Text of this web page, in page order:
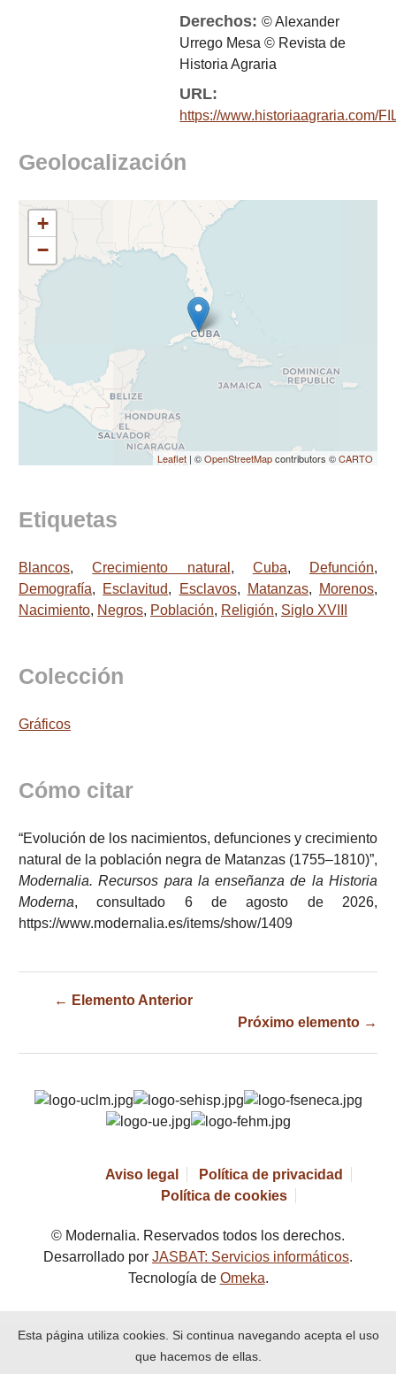
Derechos:© Alexander
Urrego Mesa © Revista de
Historia Agraria
URL:
https://www.historiaagraria.com/
Geolocalización
+
−
Leaflet | ©OpenStreetMapcontributors ©CARTO
Etiquetas
Blancos,Crecimiento natural , Cuba, Defunción,
Demografía, Esclavitud, Esclavos, Matanzas, Morenos,
Nacimiento, Negros, Población, Religión, Siglo XVIII
Colección
Gráficos
Cómo citar
“Evolución de los nacimientos, defunciones y crecimiento
natural de la población negra de Matanzas (1755–1810)”,
Modernalia. Recursos para la enseñanza de la Historia
Moderna, consultado 6 de agosto de 2026,
https://www.modernalia.es/items/show/1409
← Elemento Anterior
Próximo elemento →
Aviso legal
Política de privacidad
Política de cookies
© Modernalia. Reservados todos los derechos.
Desarrollado por JASBAT: Servicios informáticos.
Tecnología de Omeka.
Esta página utiliza cookies. Si continua navegando acepta el uso
que hacemos de ellas.